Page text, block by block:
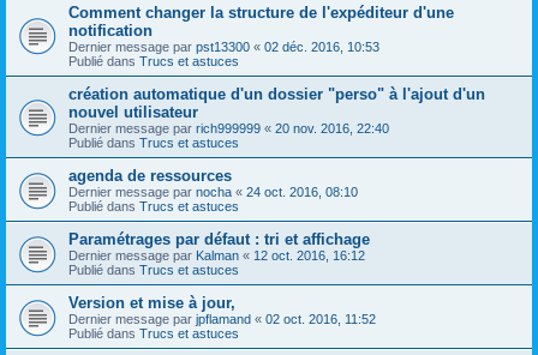
Comment changer la structure de l'expéditeur d'une
notification
Dernier message par pst13300 « 02 déc. 2016, 10:53
Publié dans Trucs et astuces
création automatique d'un dossier "perso" à l'ajout d'un
nouvel utilisateur
Dernier message par rich999999 « 20 nov. 2016, 22:40
Publié dans Trucs et astuces
agenda de ressources
Dernier message par nocha « 24 oct. 2016, 08:10
Publié dans Trucs et astuces
Paramétrages par défaut : tri et affichage
Dernier message par Kalman « 12 oct. 2016, 16:12
Publié dans Trucs et astuces
Version et mise à jour,
Dernier message par jpflamand « 02 oct. 2016, 11:52
Publié dans Trucs et astuces